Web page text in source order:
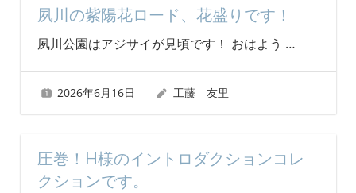
夙川の紫陽花ロード、花盛りです！
夙川公園はアジサイが見頃です！ おはよう …
2026年6月16日 工藤 友里
圧巻！H様のイントロダクションコレ
クションです。